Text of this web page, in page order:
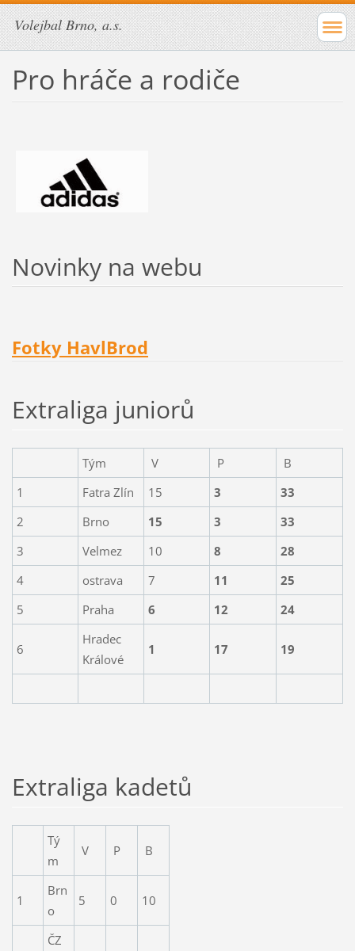
Volejbal Brno, a.s.
Pro hráče a rodiče
Novinky na webu
Fotky HavlBrod
Extraliga juniorů
Tým V P
B
1
Fatra Zlín 15 3
33
2
Brno 15 3
33
3
Velmez 10 8
28
4
ostrava 7 11
25
5
Praha 6 12 24
6
Hradec
Králové
1 17 19
Extraliga kadetů
Tý
m
V P B
1
Brn
o
5 0 10
ČZ